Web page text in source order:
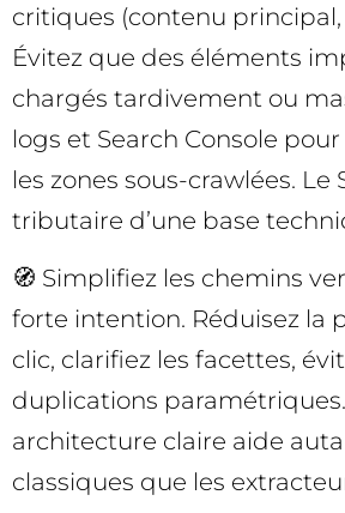
critiques (contenu principal,
Évitez que des éléments
chargés tardivement ou
logs et Search Console
les zones sous-crawlées. Le
tributaire d’une base
🧭 Simplifiez les chemins
forte intention. Réduisez la
clic, clarifiez les facettes,
duplications
architecture claire aide
classiques que les